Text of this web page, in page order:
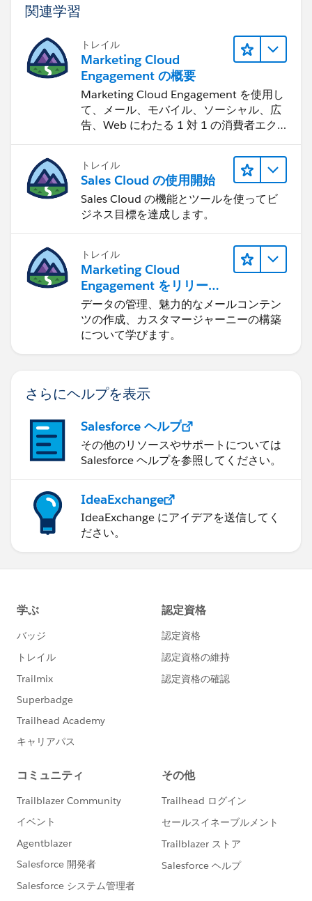
関連学習
トレイル
Marketing Cloud
Engagement の概要
Marketing Cloud Engagement を使用し
て、メール、モバイル、ソーシャル、広
告、Web にわたる 1 対 1 の消費者エク
トレイル
Sales Cloud の使用開始
Sales Cloud の機能とツールを使ってビ
ジネス目標を達成します。
トレイル
Marketing Cloud
Engagement をリリース
する
データの管理、魅力的なメールコンテン
ツの作成、カスタマージャーニーの構築
について学びます。
さらにヘルプを表示
Salesforce ヘルプ
その他のリソースやサポートについては
Salesforce ヘルプを参照してください。
IdeaExchange
IdeaExchange にアイデアを送信してく
ださい。